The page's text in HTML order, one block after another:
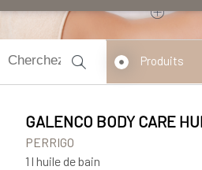
Produits
GALENCO BODY CARE
PERRIGO
1 l huile de bain